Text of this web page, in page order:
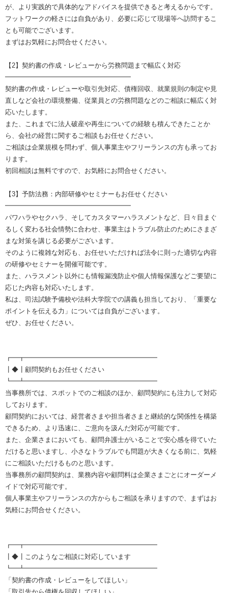
が、より実践的で具体的なアドバイスを提供できると考えるからです。
フットワークの軽さには自負があり、必要に応じて現場等へ訪問するこ
とも可能でございます。
まずはお気軽にお問合せください。
【2】契約書の作成・レビューから労務問題まで幅広く対応
━━━━━━━━━━━━━━━━━━━
契約書の作成・レビューや取引先対応、債権回収、就業規則の制定や見
直しなど会社の環境整備、従業員との労務問題などのご相談に幅広く対
応いたします。
また、これまでに法人破産や再生についての経験も積んできたことか
ら、会社の経営に関するご相談もお任せください。
ご相談は企業規模を問わず、個人事業主やフリーランスの方も承ってお
ります。
初回相談は無料ですので、お気軽にお問合せください。
【3】予防法務：内部研修やセミナーもお任せください
━━━━━━━━━━━━━━━━━━━
パワハラやセクハラ、そしてカスタマーハラスメントなど、日々目まぐ
るしく変わる社会情勢に合わせ、事業主はトラブル防止のためにさまざ
まな対策を講じる必要がございます。
そのように複雑な対応も、お任せいただければ法令に則った適切な内容
の研修やセミナーを開催可能です。
また、ハラスメント以外にも情報漏洩防止や個人情報保護などご要望に
応じた内容も対応いたします。
私は、司法試験予備校や法科大学院での講義も担当しており、「重要な
ポイントを伝える力」については自負がございます。
ぜひ、お任せください。
┏━┳━━━━━━━━━━━━━━━━━━━━
┃◆┃顧問契約もお任せください
┗━┻━━━━━━━━━━━━━━━━━━━━
当事務所では、スポットでのご相談のほか、顧問契約にも注力して対応
しております。
顧問契約においては、経営者さまや担当者さまと継続的な関係性を構築
できるため、より迅速に、ご意向を汲んだ対応が可能です。
また、企業さまにおいても、顧問弁護士がいることで安心感を得ていた
だけると思いますし、小さなトラブルでも問題が大きくなる前に、気軽
にご相談いただけるものと思います。
当事務所の顧問契約は、業務内容や顧問料は企業さまごとにオーダーメ
イドで対応可能です。
個人事業主やフリーランスの方からもご相談を承りますので、まずはお
気軽にお問合せください。
┏━┳━━━━━━━━━━━━━━━━━━━━
┃◆┃このようなご相談に対応しています
┗━┻━━━━━━━━━━━━━━━━━━━━
「契約書の作成・レビューをしてほしい」